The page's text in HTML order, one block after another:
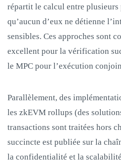
répartit le calcul entre
qu’aucun d’eux ne détienne
sensibles. Ces approches sont
excellent pour la vérification
le MPC pour l’exécution
Parallèlement, des
les zkEVM rollups (des
transactions sont traitées hors
succincte est publiée sur la
la confidentialité et la